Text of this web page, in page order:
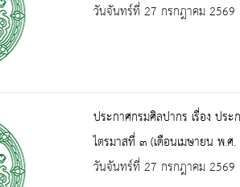
วันจันทร์ที่ 27 กรกฎาคม 2569
ประกาศกรมศิลปากร เรื่อง ปร
ไตรมาสที่ ๓ (เดือนเมษายน พ.
วันจันทร์ที่ 27 กรกฎาคม 2569